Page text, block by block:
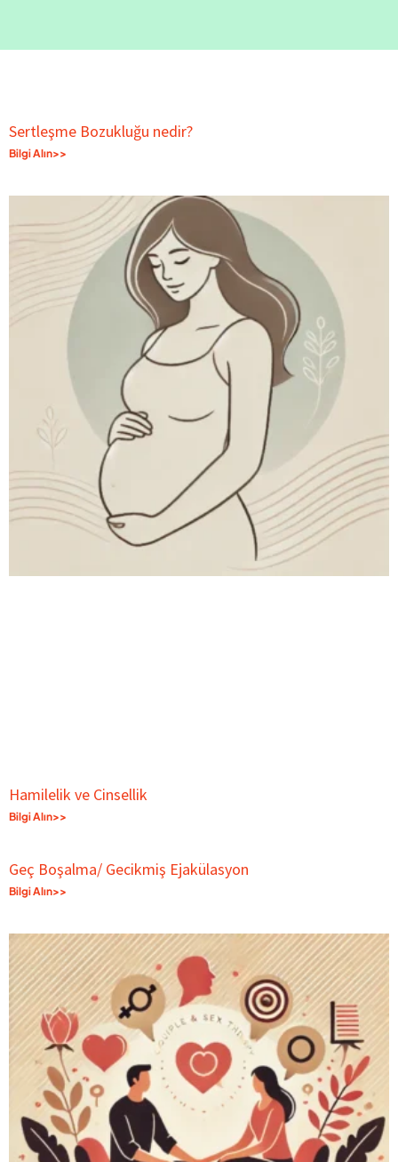
Sertleşme Bozukluğu nedir?
Bilgi Alın>>
Hamilelik ve Cinsellik
Bilgi Alın>>
Geç Boşalma/ Gecikmiş Ejakülasyon
Bilgi Alın>>